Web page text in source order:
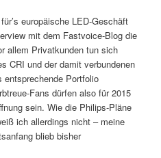
europäische LED-Geschäft
mit dem Fastvoice-Blog die
allem Privatkunden tun sich
CRI und der damit verbundenen
entsprechende Portfolio
Fans dürfen also für 2015
sein. Wie die Philips-Pläne
ich allerdings nicht – meine
blieb bisher